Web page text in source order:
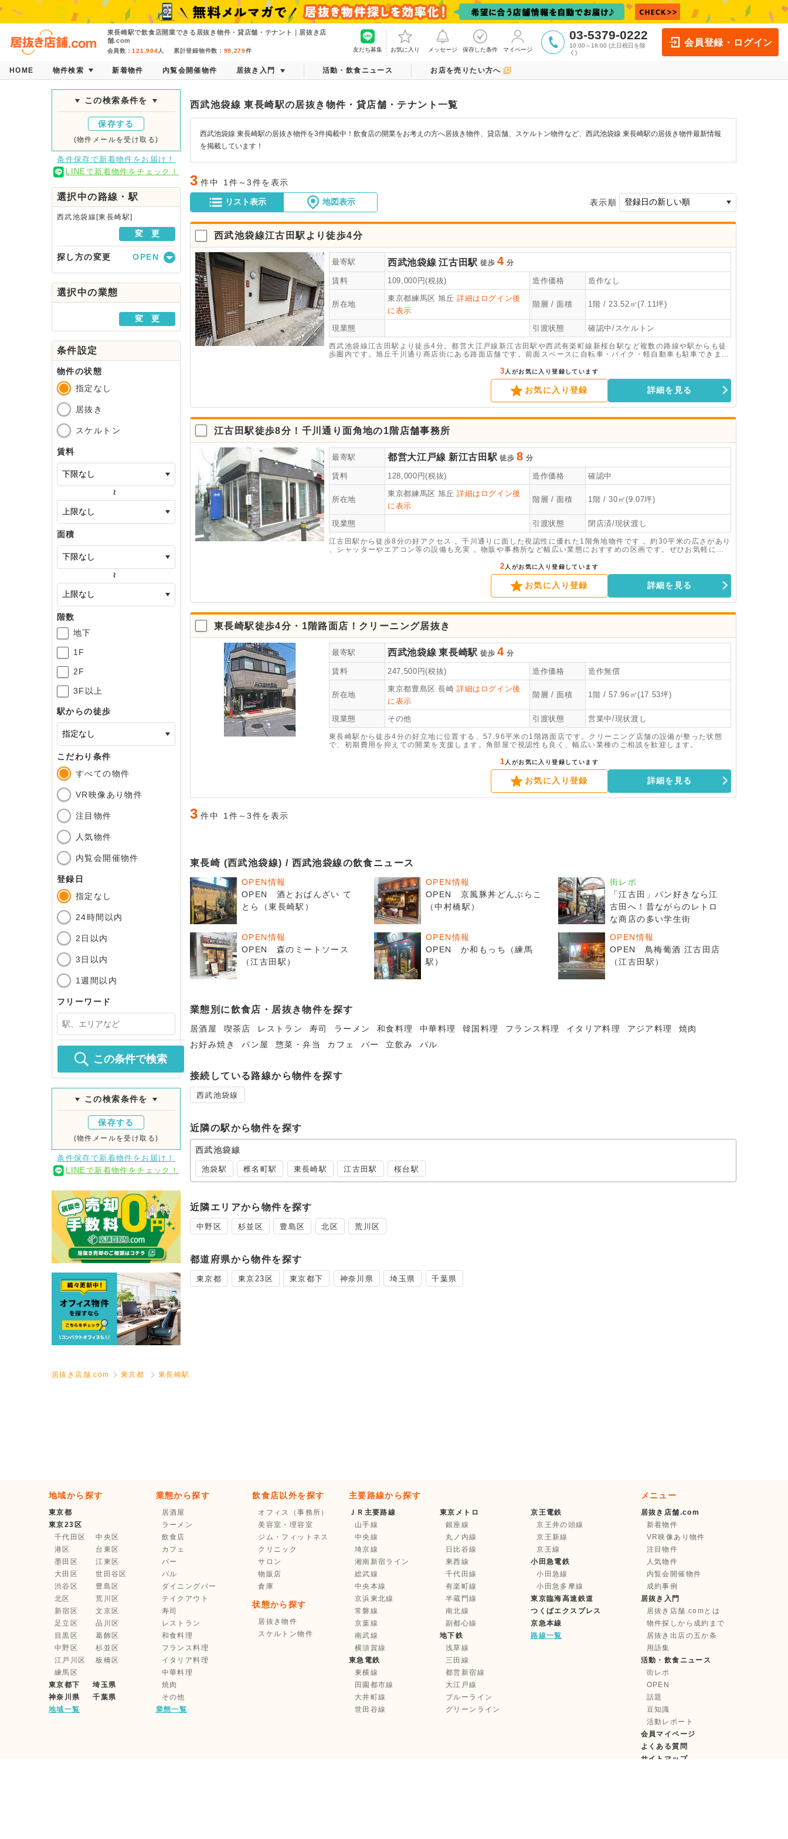
東長崎駅で飲食店開業できる居抜き物件・貸店舗・テナント｜居抜き店
舗.com
会員数：121,904人 累計登録物件数： 99,279件 友だち募集 お気に入り メッセージ 保存した条件 マイページ
03-5379-0222
10:00～18:00 (土日祝日を除
く)
会員登録・ログイン
HOME 物件検索 新着物件 内覧会開催物件 居抜き入門 活動・飲食ニュース お店を売りたい方へ
この検索条件を
保存する
(物件メールを受け取る)
条件保存で新着物件をお届け！
LINEで新着物件をチェック！
選択中の路線・駅
西武池袋線[東長崎駅]
変 更
探し方の変更
駅・路線から探す
地域から探す
選択中の業態
変 更
条件設定
物件の状態
指定なし
居抜き
スケルトン
賃料
～
面積
～
階数
地下
1F
2F
3F以上
駅からの徒歩
こだわり条件
すべての物件
VR映像あり物件
注目物件
人気物件
内覧会開催物件
登録日
指定なし
24時間以内
2日以内
3日以内
1週間以内
フリーワード
この条件で検索
この検索条件を
保存する
(物件メールを受け取る)
条件保存で新着物件をお届け！
LINEで新着物件をチェック！
西武池袋線 東長崎駅の居抜き物件・貸店舗・テナント一覧
西武池袋線 東長崎駅の居抜き物件を3件掲載中！飲食店の開業をお考えの方へ居抜き物件、貸店舗、スケルトン物件など、西武池袋線 東長崎駅の居抜き物件最新情報
を掲載しています！
3 件中 1件～3件を表示
リスト表示 地図表示 表示順
西武池袋線江古田駅より徒歩4分
最寄駅 西武池袋線 江古田駅 徒歩 4 分
賃料 109,000 円(税抜) 造作価格 造作なし
所在地
東京都練馬区 旭丘 詳細はログイン後
に表示
階層 / 面積 1階 / 23.52㎡(7.11坪)
現業態 引渡状態 確認中/スケルトン
西武池袋線江古田駅より徒歩4分。都営大江戸線新江古田駅や西武有楽町線新桜台駅など複数の路線や駅からも徒
歩圏内です。旭丘千川通り商店街にある路面店舗です。前面スペースに自転車・バイク・軽自動車も駐車できま
3 人がお気に入り登録しています
お気に入り登録 詳細を見る
江古田駅徒歩8分！千川通り面角地の1階店舗事務所
最寄駅 都営大江戸線 新江古田駅 徒歩 8 分
賃料 128,000 円(税抜) 造作価格 確認中
所在地
東京都練馬区 旭丘 詳細はログイン後
に表示
階層 / 面積 1階 / 30㎡(9.07坪)
現業態 引渡状態 閉店済/現状渡し
江古田駅から徒歩8分の好アクセス 。千川通りに面した視認性に優れた1階角地物件です 。約30平米の広さがあり
、シャッターやエアコン等の設備も充実 。物販や事務所など幅広い業態におすすめの区画です。ぜひお気軽にお
2 人がお気に入り登録しています
お気に入り登録 詳細を見る
東長崎駅徒歩4分・1階路面店！クリーニング居抜き
最寄駅 西武池袋線 東長崎駅 徒歩 4 分
賃料 247,500 円(税抜) 造作価格 造作無償
所在地
東京都豊島区 長崎 詳細はログイン後
に表示
階層 / 面積 1階 / 57.96㎡(17.53坪)
現業態 その他 引渡状態 営業中/現状渡し
東長崎駅から徒歩4分の好立地に位置する、57.96平米の1階路面店です。クリーニング店舗の設備が整った状態
で、初期費用を抑えての開業を支援します。角部屋で視認性も良く、幅広い業種のご相談を歓迎します。
1 人がお気に入り登録しています
お気に入り登録 詳細を見る
3 件中 1件～3件を表示
東長崎 (西武池袋線) / 西武池袋線の飲食ニュース
OPEN情報
OPEN 酒とおばんざい て
とら（東長崎駅）
OPEN情報
OPEN 京風豚丼どんぶらこ
（中村橋駅）
街レポ
「江古田」パン好きなら江
古田へ！昔ながらのレトロ
な商店の多い学生街
OPEN情報
OPEN 森のミートソース
（江古田駅）
OPEN情報
OPEN か和もっち（練馬
駅）
OPEN情報
OPEN 鳥梅葡酒 江古田店
（江古田駅）
業態別に飲食店・居抜き物件を探す
居酒屋 喫茶店 レストラン 寿司 ラーメン 和食料理 中華料理 韓国料理 フランス料理 イタリア料理 アジア料理
焼肉
お好み焼き
パン屋 惣菜・弁当 カフェ バー 立飲み バル
接続している路線から物件を探す
西武池袋線
近隣の駅から物件を探す
西武池袋線
池袋駅 椎名町駅 東長崎駅 江古田駅 桜台駅
近隣エリアから物件を探す
中野区 杉並区 豊島区 北区 荒川区
都道府県から物件を探す
東京都 東京23区 東京都下 神奈川県 埼玉県 千葉県
居抜き店舗.com 東京都 東長崎駅
地域から探す
東京都
東京23区
千代田区
中央区
港区
台東区
墨田区
江東区
大田区
世田谷区
渋谷区
豊島区
北区
荒川区
新宿区
文京区
足立区
品川区
目黒区
葛飾区
中野区
杉並区
江戸川区
板橋区
練馬区
東京都下
埼玉県
神奈川県
千葉県
地域一覧
業態から探す
居酒屋
ラーメン
飲食店
カフェ
バー
バル
ダイニングバー
テイクアウト
寿司
レストラン
和食料理
フランス料理
イタリア料理
中華料理
焼肉
その他
業態一覧
飲食店以外を探す
オフィス（事務所）
美容室・理容室
ジム・フィットネス
クリニック
サロン
物販店
倉庫
状態から探す
居抜き物件
スケルトン物件
主要路線から探す
ＪＲ主要路線
山手線
中央線
埼京線
湘南新宿ライン
総武線
中央本線
京浜東北線
常磐線
京葉線
南武線
横須賀線
東急電鉄
東横線
田園都市線
大井町線
世田谷線
東京メトロ
銀座線
丸ノ内線
日比谷線
東西線
千代田線
有楽町線
半蔵門線
南北線
副都心線
地下鉄
浅草線
三田線
都営新宿線
大江戸線
ブルーライン
グリーンライン
京王電鉄
京王井の頭線
京王新線
京王線
小田急電鉄
小田急線
小田急多摩線
東京臨海高速鉄道
つくばエクスプレス
京急本線
路線一覧
メニュー
居抜き店舗.com
新着物件
VR映像あり物件
注目物件
人気物件
内覧会開催物件
成約事例
居抜き入門
居抜き店舗.comとは
物件探しから成約まで
居抜き出店の五か条
用語集
活動・飲食ニュース
街レポ
OPEN
話題
豆知識
活動レポート
会員マイページ
よくある質問
サイトマップ